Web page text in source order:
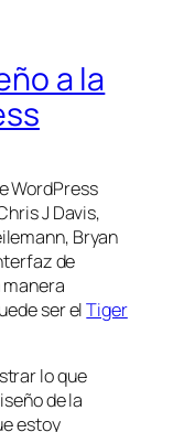
a la
J Davis,
Bryan
de
ser elTiger
lo que
de la
estoy